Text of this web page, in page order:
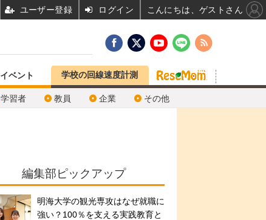
イベント
学習者 教員 企業 その他
学校の回線速度計測
編集部ピックアップ
明海大学の観光専攻はなぜ就職に
強い？100％を支える実践教育と
ユーザー登録 ログイン こんにちは、ゲストさん